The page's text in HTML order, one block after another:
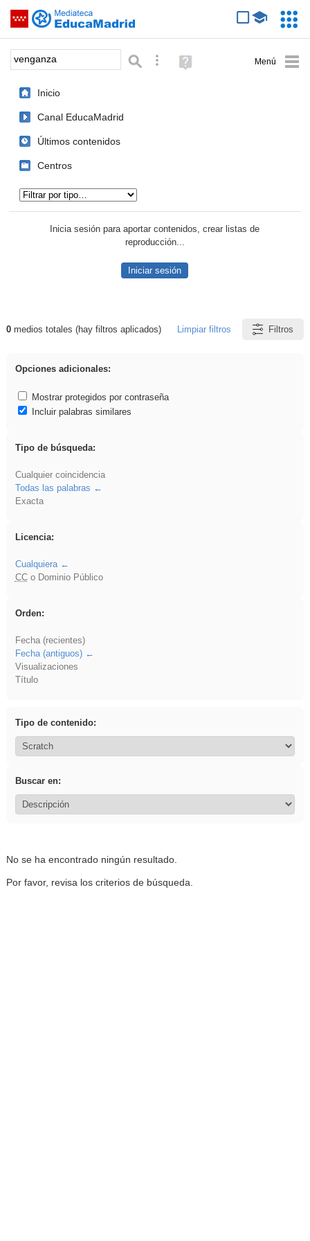
Saltar navegación
Palabra o frase: Búsqueda avanzada
Ayuda
(en
Inicio
Canal EducaMadrid
Últimos contenidos
Centros
Inicia sesión para aportar contenidos, crear listas de
reproducción...
Iniciar sesión
Resultados de: venganza
0medios totales (hay filtros aplicados) Limpiar filtros Filtros
Opciones adicionales:
Mostrar protegidos por contraseña
Incluir palabras similares
Tipo de búsqueda:
Cualquier coincidencia
Todas las palabras
Exacta
Licencia:
Cualquiera
CCo Dominio Público
Orden:
Fecha (recientes)
Fecha (antiguos)
Visualizaciones
Título
Tipo de contenido:
Buscar en:
No se ha encontrado ningún resultado.
Por favor, revisa los criterios de búsqueda.